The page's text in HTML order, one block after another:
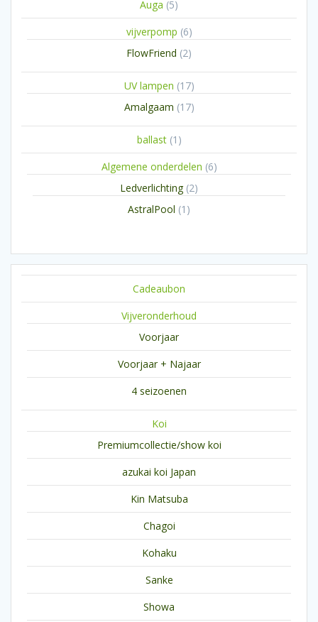
Auga 55
producten
vijverpomp 66
FlowFriend 22
UV lampen 1717
Amalgaam 1717
ballast 1 1
product
Algemene onderdelen 66
Ledverlichting 22
AstralPool 1 1
Cadeaubon
Vijveronderhoud
Voorjaar
Voorjaar + Najaar
4 seizoenen
Koi
Premiumcollectie/show koi
azukai koi Japan
Kin Matsuba
Chagoi
Kohaku
Sanke
Showa